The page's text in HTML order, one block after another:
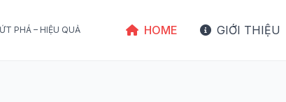
PHÁ – HIỆU QUẢ HOME GIỚI THIỆU